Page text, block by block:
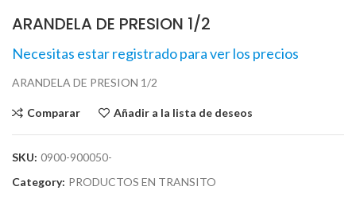
ARANDELA DE PRESION 1/2
Necesitas estar registrado para ver los precios
ARANDELA DE PRESION 1/2
Comparar Añadir a la lista de deseos
SKU: 0900-900050-
Category: PRODUCTOS EN TRANSITO